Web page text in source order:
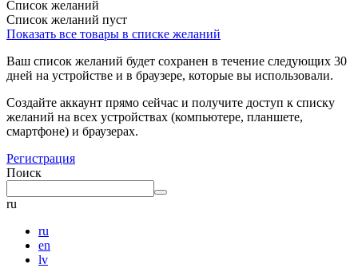
Список желаний
Список желаний пуст
Показать все товары в списке желаний
Ваш список желаний будет сохранен в течение следующих 30
дней на устройстве и в браузере, которые вы использовали.
Создайте аккаунт прямо сейчас и получите доступ к списку
желаний на всех устройствах (компьютере, планшете,
смартфоне) и браузерах.
Регистрация
Поиск
ru
ru
en
lv